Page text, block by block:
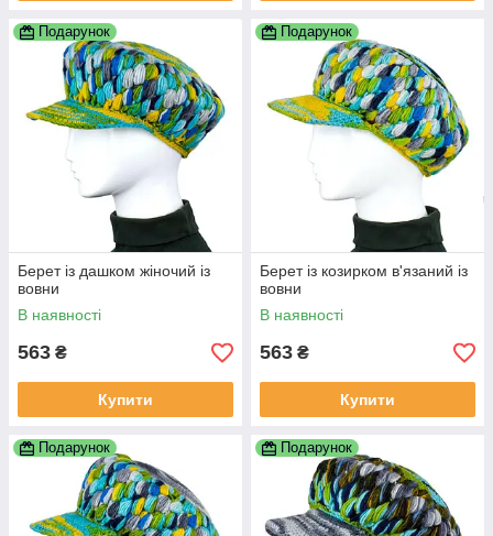
Подарунок
Берет із дашком жіночий із
вовни
В наявності
563 ₴
Купити
Подарунок
Берет із козирком в'язаний із
вовни
В наявності
563 ₴
Купити
Подарунок Подарунок